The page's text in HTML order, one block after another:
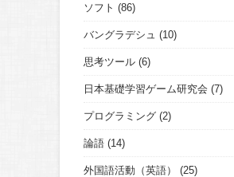
ソフト (86)
バングラデシュ (10)
思考ツール (6)
日本基礎学習ゲーム研究会 (7)
プログラミング (2)
論語 (14)
外国語活動（英語） (25)